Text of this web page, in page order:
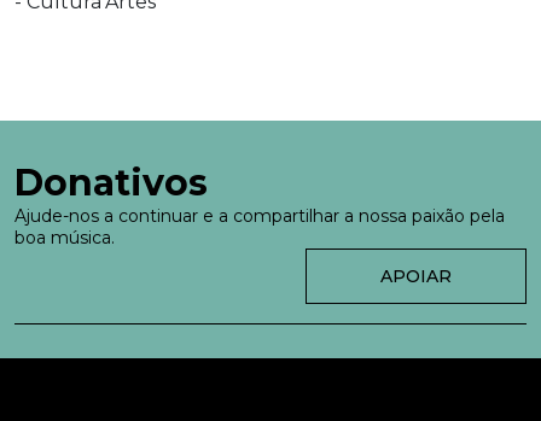
Donativos
Ajude-nos a continuar e a compartilhar a nossa paixão pela
boa música.
APOIAR